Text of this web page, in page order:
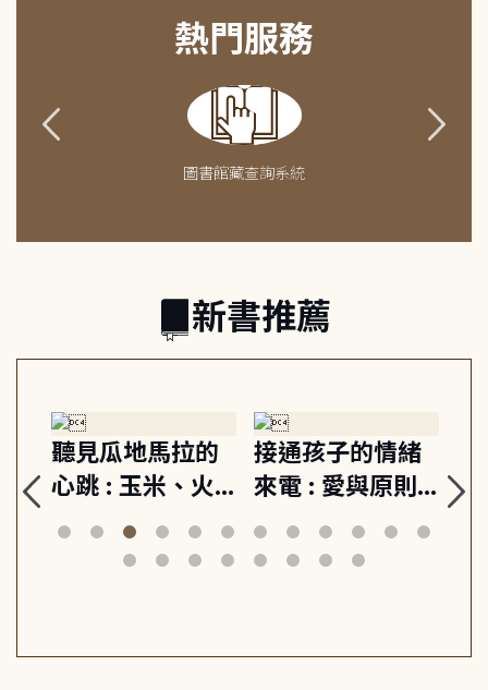
熱門服務
圖書館藏查詢系統
新書推薦
聽見瓜地馬拉的
心跳 : 玉米、火
山與信仰, 外交官
筆下的現代馬雅
接通孩子的情緒
來電 : 愛與原則,
建立教養的安定
節奏 22個行動練
關